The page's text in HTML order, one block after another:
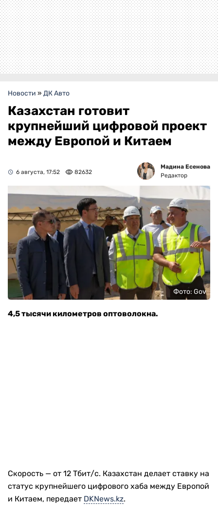
Новости » ДК Авто
Казахстан готовит
крупнейший цифровой проект
между Европой и Китаем
6 августа, 17:52 82632
Мадина Есенова
Редактор
Фото: Gov
4,5 тысячи километров оптоволокна.
Скорость — от 12 Тбит/с. Казахстан делает ставку на
статус крупнейшего цифрового хаба между Европой
и Китаем, передает DKNews.kz.